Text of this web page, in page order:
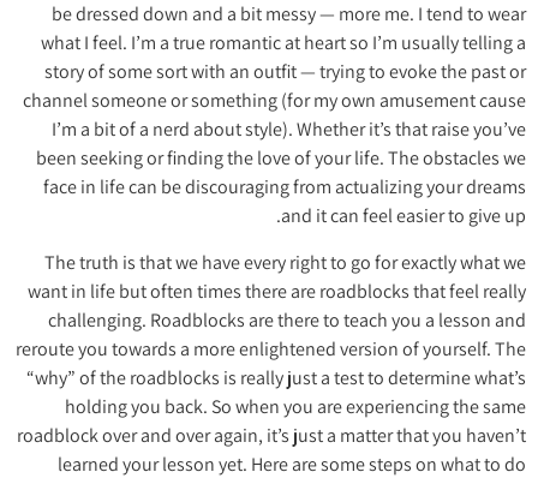
be dressed down and a bit messy — more me. I tend to wear
what I feel. I’m a true romantic at heart so I’m usually telling a
story of some sort with an outfit — trying to evoke the past or
channel someone or something (for my own amusement cause
I’m a bit of a nerd about style). Whether it’s that raise you’ve
been seeking or finding the love of your life. The obstacles we
face in life can be discouraging from actualizing your dreams
and it can feel easier to give up.
The truth is that we have every right to go for exactly what we
want in life but often times there are roadblocks that feel really
challenging. Roadblocks are there to teach you a lesson and
reroute you towards a more enlightened version of yourself. The
“why” of the roadblocks is really just a test to determine what’s
holding you back. So when you are experiencing the same
roadblock over and over again, it’s just a matter that you haven’t
learned your lesson yet. Here are some steps on what to do